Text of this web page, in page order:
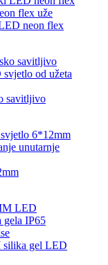
neon flex
savitljivo
silika gel LED